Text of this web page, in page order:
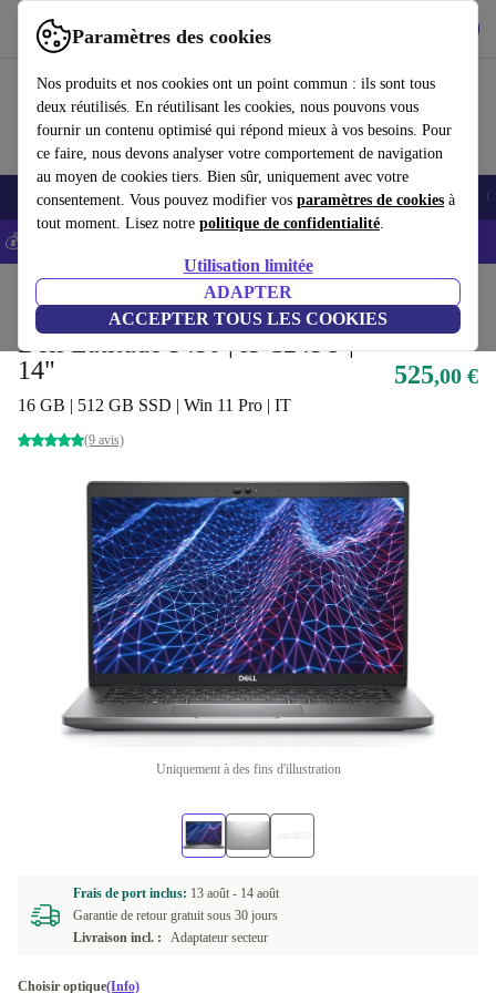
Paramètres des cookies
Nos produits et nos cookies ont un point commun : ils sont tous
deux réutilisés. En réutilisant les cookies, nous pouvons vous
fournir un contenu optimisé qui répond mieux à vos besoins. Pour
ce faire, nous devons analyser votre comportement de navigation
au moyen de cookies tiers. Bien sûr, uniquement avec votre
consentement. Vous pouvez modifier vos paramètres de cookies à
tout moment. Lisez notre politique de confidentialité.
Utilisation limitée
ADAPTER
ACCEPTER TOUS LES COOKIES
Utilisez refurbed rapidement et facilement
Smartphones Laptops Tablettes Montres connectées Accessoires
💰-5% EXTRA sur les iPhones – Code: IPHONEDEAL -
Ordinateurs portables Ordinateurs portables Dell
Dell Latitude 5430 | i5-1245U |
14"
16 GB | 512 GB SSD | Win 11 Pro | IT
(9 avis)
525,00 €
Uniquement à des fins d'illustration
Frais de port inclus: 13 août - 14 août
Garantie de retour gratuit sous 30 jours
Livraison incl. :
Adaptateur secteur
Choisir optique(Info)